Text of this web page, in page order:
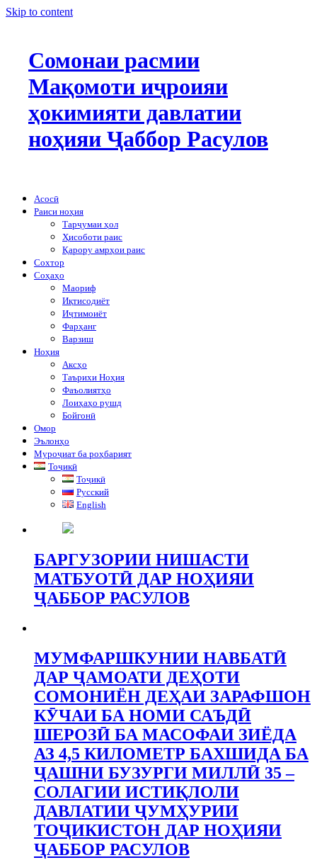
Skip to content
Сомонаи расмии
Мақомоти иҷроияи
ҳокимияти давлатии
ноҳияи Ҷаббор Расулов
Асосӣ
Раиси ноҳия
Тарҷумаи ҳол
Ҳисоботи раис
Қарору амрҳои раис
Сохтор
Соҳаҳо
Маориф
Иқтисодиёт
Иҷтимоиёт
Фарҳанг
Варзиш
Ноҳия
Аксҳо
Таърихи Ноҳия
Фаъолиятҳо
Лоиҳаҳо рушд
Бойгонӣ
Омор
Эълонҳо
Муроҷиат ба роҳбарият
Тоҷикӣ
Тоҷикӣ
Русский
English
БАРГУЗОРИИ НИШАСТИ
МАТБУОТӢ ДАР НОҲИЯИ
ҶАББОР РАСУЛОВ
МУМФАРШКУНИИ НАВБАТӢ
ДАР ҶАМОАТИ ДЕҲОТИ
СОМОНИЁН ДЕҲАИ ЗАРАФШОН
КӮЧАИ БА НОМИ САЪДӢ
ШЕРОЗӢ БА МАСОФАИ ЗИЁДА
АЗ 4,5 КИЛОМЕТР БАХШИДА БА
ҶАШНИ БУЗУРГИ МИЛЛӢ 35 –
СОЛАГИИ ИСТИҚЛОЛИ
ДАВЛАТИИ ҶУМҲУРИИ
ТОҶИКИСТОН ДАР НОҲИЯИ
ҶАББОР РАСУЛОВ